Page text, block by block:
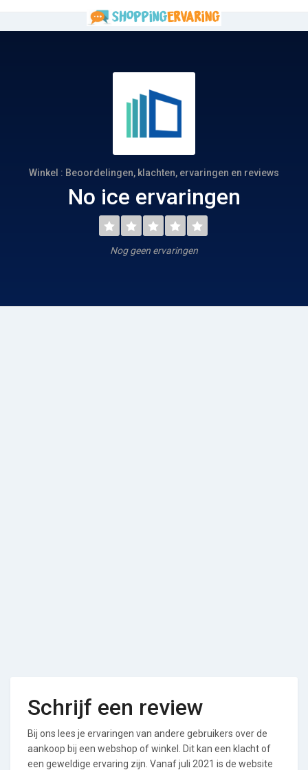
Winkel : Beoordelingen, klachten, ervaringen en reviews
No ice ervaringen
Nog geen ervaringen
Schrijf een review
Bij ons lees je ervaringen van andere gebruikers over de
aankoop bij een webshop of winkel. Dit kan een klacht of
een geweldige ervaring zijn. Vanaf juli 2021 is de website